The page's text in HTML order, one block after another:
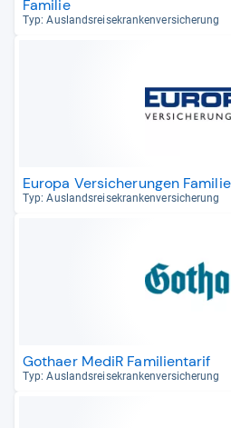
Familie
Typ: Aus­lands­rei­se­kran­ken­ver­si­che­rung
Europa Versicherungen
Typ: Aus­lands­rei­se­kran­ken­ver­si­che­rung
Gothaer MediR Familientarif
Typ: Aus­lands­rei­se­kran­ken­ver­si­che­rung